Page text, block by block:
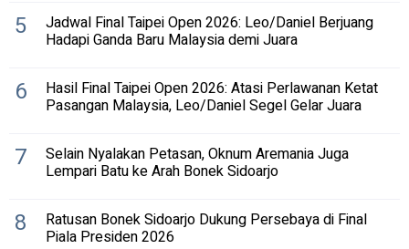
5 Jadwal Final Taipei Open 2026: Leo/Daniel Berjuang
Hadapi Ganda Baru Malaysia demi Juara
6 Hasil Final Taipei Open 2026: Atasi Perlawanan Ketat
Pasangan Malaysia, Leo/Daniel Segel Gelar Juara
7 Selain Nyalakan Petasan, Oknum Aremania Juga
Lempari Batu ke Arah Bonek Sidoarjo
8 Ratusan Bonek Sidoarjo Dukung Persebaya di Final
Piala Presiden 2026